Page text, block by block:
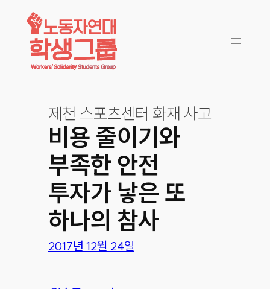
콘텐츠로
바로가기
제천 스포츠센터 화재 사고
비용 줄이기와
부족한 안전
투자가 낳은 또
하나의 참사
2017년 12월 24일